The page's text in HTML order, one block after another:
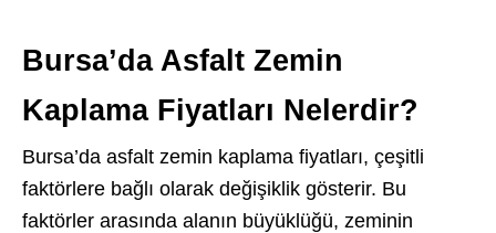
Bursa’da Asfalt Zemin
Kaplama Fiyatları Nelerdir?
Bursa’da asfalt zemin kaplama fiyatları, çeşitli
faktörlere bağlı olarak değişiklik gösterir. Bu
faktörler arasında alanın büyüklüğü, zeminin